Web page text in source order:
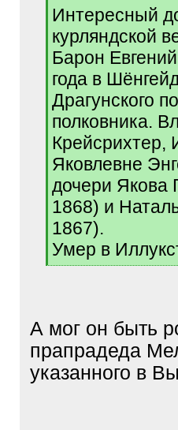
Интересный
курляндской
Барон
года в
Драгунского
полковника.
Крейсрихтер,
Яковлевне
дочери Якова
1868) и
1867).
Умер в
[
А мог он быть
прапрадеда
указанного в